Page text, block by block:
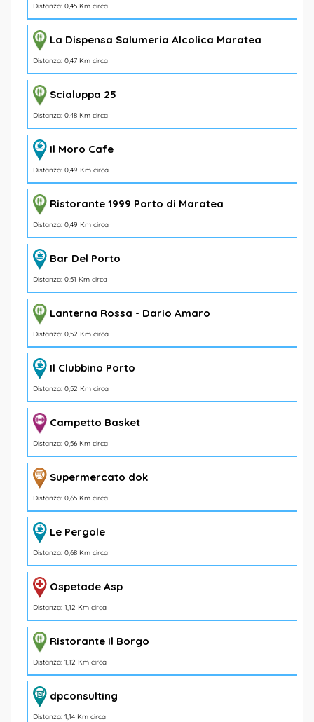
Distanza: 0,45 Km circa
La Dispensa Salumeria Alcolica Maratea
Distanza: 0,47 Km circa
Scialuppa 25
Distanza: 0,48 Km circa
Il Moro Cafe
Distanza: 0,49 Km circa
Ristorante 1999 Porto di Maratea
Distanza: 0,49 Km circa
Bar Del Porto
Distanza: 0,51 Km circa
Lanterna Rossa - Dario Amaro
Distanza: 0,52 Km circa
Il Clubbino Porto
Distanza: 0,52 Km circa
Campetto Basket
Distanza: 0,56 Km circa
Supermercato dok
Distanza: 0,65 Km circa
Le Pergole
Distanza: 0,68 Km circa
Ospetade Asp
Distanza: 1,12 Km circa
Ristorante Il Borgo
Distanza: 1,12 Km circa
dpconsulting
Distanza: 1,14 Km circa